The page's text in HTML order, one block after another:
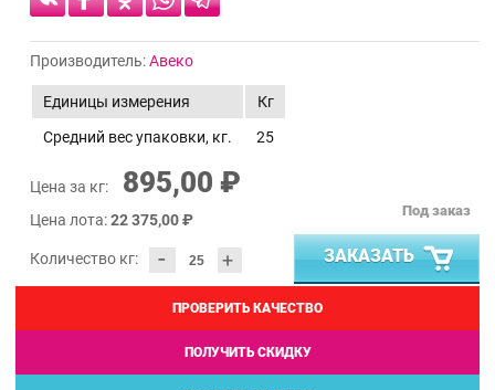
Производитель:Авеко
Единицы измерения
Кг
Средний вес упаковки, кг.
25
Цена за кг: 895,00 ₽
Цена лота:22 375,00 ₽
Количество кг: - +
Под заказ
ЗАКАЗАТЬ
ПРОВЕРИТЬ КАЧЕСТВО
ПОЛУЧИТЬ СКИДКУ